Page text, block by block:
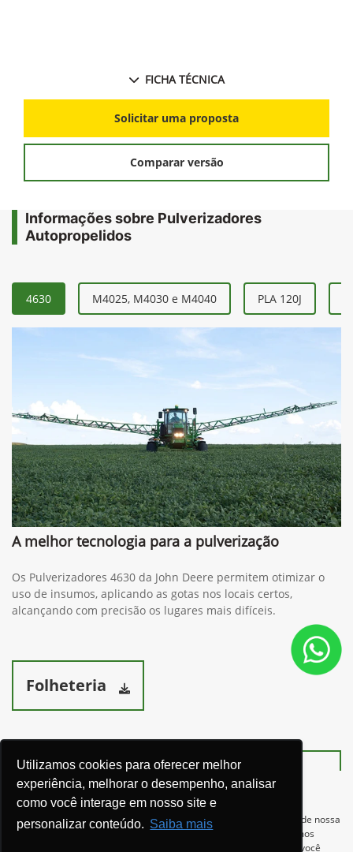
Utilizamos cookies para oferecer melhor
experiência, melhorar o desempenho, analisar
como você interage em nosso site e
personalizar conteúdo. Saiba mais
FICHA TÉCNICA
Solicitar uma proposta
Comparar versão
Informações sobre Pulverizadores
Autopropelidos
4630 M4025, M4030 e M4040 PLA 120J
A melhor tecnologia para a pulverização
Os Pulverizadores 4630 da John Deere permitem otimizar o
uso de insumos, aplicando as gotas nos locais certos,
alcançando com precisão os lugares mais difíceis.
Folheteria
Ver telefones
Para otimizar sua experiência durante a navegação, fazemos uso de nossa
política de cookies e para proteger seus dados pessoais respeitamos
. Ao seguir com a navegação e visita você